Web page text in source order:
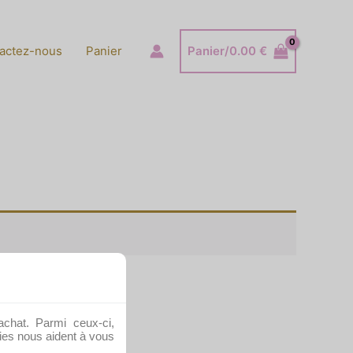
nous Panier Panier/0.00 €
Parmi ceux-ci,
nous aident à vous